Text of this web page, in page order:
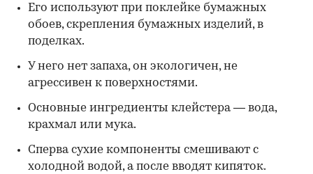
Его используют при поклейке бумажных
обоев, скрепления бумажных изделий, в
поделках.
У него нет запаха, он экологичен, не
агрессивен к поверхностями.
Основные ингредиенты клейстера — вода,
крахмал или мука.
Сперва сухие компоненты смешивают с
холодной водой, а после вводят кипяток.